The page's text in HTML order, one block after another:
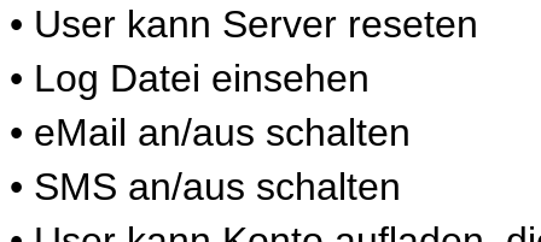
• User kann Server reseten
• Log Datei einsehen
• eMail an/aus schalten
• SMS an/aus schalten